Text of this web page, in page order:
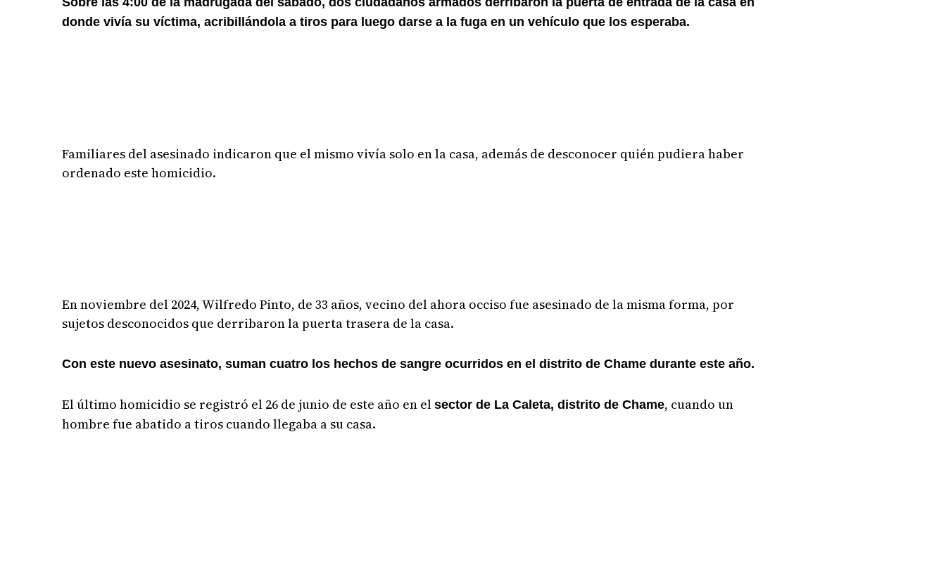
donde vivía su víctima, acribillándola a tiros para luego darse a la fuga en un vehículo que los esperaba.
Familiares del asesinado indicaron que el mismo vivía solo en la casa, además de desconocer quién pudiera haber
ordenado este homicidio.
En noviembre del 2024, Wilfredo Pinto, de 33 años, vecino del ahora occiso fue asesinado de la misma forma, por
sujetos desconocidos que derribaron la puerta trasera de la casa.
Con este nuevo asesinato, suman cuatro los hechos de sangre ocurridos en el distrito de Chame durante este año.
El último homicidio se registró el 26 de junio de este año en elsector de La Caleta, distrito de Chame, cuando un
hombre fue abatido a tiros cuando llegaba a su casa.